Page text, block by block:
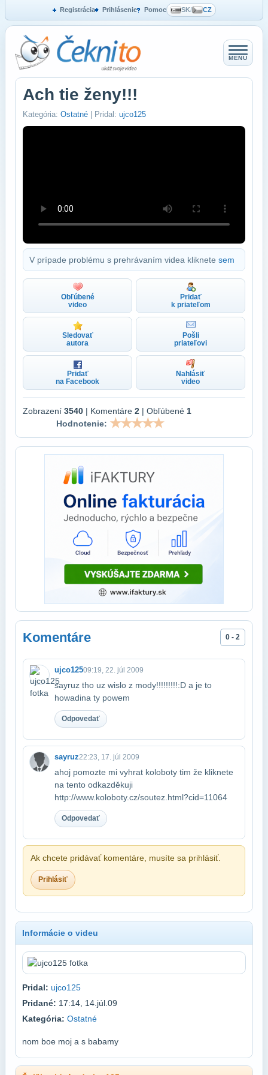
Registrácia Prihlásenie Pomoc SK/ CZ
MENU
Ach tie ženy!!!
Kategória: Ostatné | Pridal: ujco125
V prípade problému s prehrávaním videa kliknete sem
Obľúbené
video
Pridať
k priateľom
Sledovať
autora
Pošli
priateľovi
Pridať
na Facebook
Nahlásiť
video
Zobrazení 3540 | Komentáre 2 | Obľúbené 1
Hodnotenie:
Komentáre 0 - 2
ujco12509:19, 22. júl 2009
sayruz tho uz wislo z mody!!!!!!!!!:D a je to
howadina ty powem
Odpovedať
sayruz22:23, 17. júl 2009
ahoj pomozte mi vyhrat koloboty tim že kliknete
na tento odkaz​děkuji
http://www.koloboty.cz/soutez.html?cid=11064
Odpovedať
Ak chcete pridávať komentáre, musíte sa prihlásiť.
Prihlásiť
Informácie o videu
Pridal: ujco125
Pridané: 17:14, 14.júl.09
Kategória: Ostatné
nom boe moj a s babamy